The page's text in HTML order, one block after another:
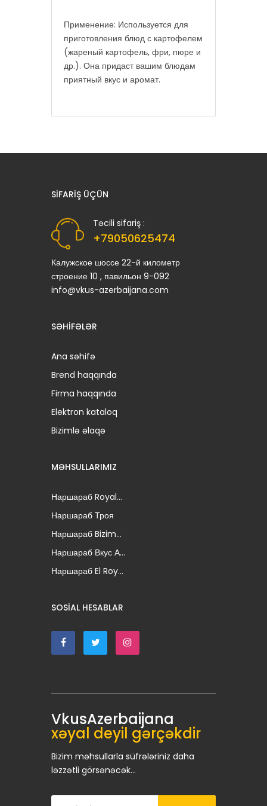
Применение: Используется для
приготовления блюд с картофелем
(жареный картофель, фри, пюре и
др.). Она придаст вашим блюдам
приятный вкус и аромат.
SIFARIŞ ÜÇÜN
Təcili sifariş :
+79050625474
Калужское шоссе 22-й километр
строение 10 , павильон 9-092
info@vkus-azerbaijana.com
SƏHIFƏLƏR
Ana səhifə
Brend haqqında
Firma haqqında
Elektron kataloq
Bizimlə əlaqə
MƏHSULLARIMIZ
Наршараб Royal...
Наршараб Троя
Наршараб Bizim...
Наршараб Вкус А...
Наршараб El Roy...
SOSIAL HESABLAR
VkusAzerbaijana
xəyal deyil gərçəkdir
Bizim məhsullarla süfrələriniz daha
ləzzətli görsənəcək...